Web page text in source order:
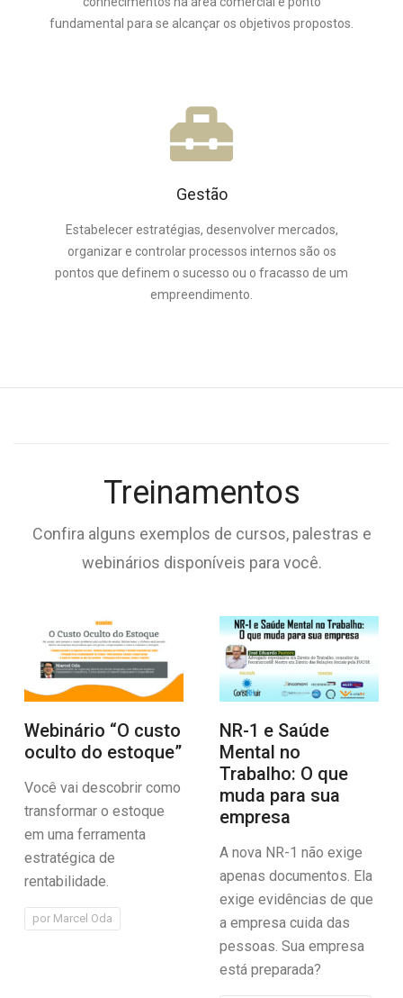
fundamental para se alcançar os objetivos propostos.
Gestão
Estabelecer estratégias, desenvolver mercados,
organizar e controlar processos internos são os
pontos que definem o sucesso ou o fracasso de um
empreendimento.
Treinamentos
Confira alguns exemplos de cursos, palestras e
webinários disponíveis para você.
Webinário “O custo
oculto do estoque”
Você vai descobrir como
transformar o estoque
em uma ferramenta
estratégica de
rentabilidade.
por Marcel Oda
NR-1 e Saúde
Mental no
Trabalho: O que
muda para sua
empresa
A nova NR-1 não exige
apenas documentos. Ela
exige evidências de que
a empresa cuida das
pessoas. Sua empresa
está preparada?